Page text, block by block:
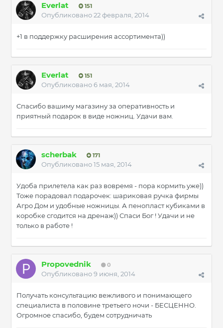
Everlat 151
Опубликовано22 февраля, 2014
+1 в поддержку расширения ассортимента))
Everlat 151
Опубликовано6 мая, 2014
Спасибо вашиму магазину за оперативность и
приятный подарок в виде ножниц. Удачи вам.
scherbak 171
Опубликовано15 мая, 2014
Удоба прилетела как раз вовремя - пора кормить уже))
Тоже порадовал подарочек: шариковая ручка фирмы
Агро Дом и удобные ножницы. А пенопласт кубиками в
коробке сгодится на дренаж)) Спаси Бог ! Удачи и не
только в работе !
Propovednik 0
Опубликовано9 июня, 2014
Получать консультацию вежливого и понимающего
специалиста в половине третьего ночи - БЕСЦЕННО.
Огромное спасибо, будем сотрудничать